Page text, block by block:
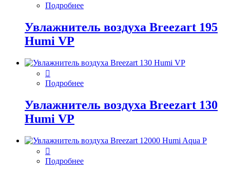
Подробнее
Увлажнитель воздуха Breezart 195
Humi VP
Подробнее
Увлажнитель воздуха Breezart 130
Humi VP
Подробнее